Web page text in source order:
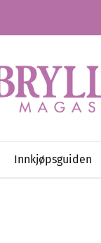
Innkjøpsguiden